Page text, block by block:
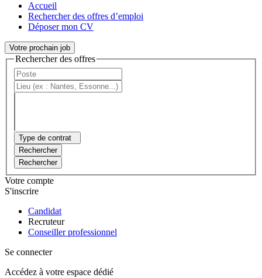
Accueil
Rechercher des offres d’emploi
Déposer mon CV
Votre prochain job
Rechercher des offres
Type de contrat
Rechercher
Rechercher
Votre compte
S'inscrire
Candidat
Recruteur
Conseiller professionnel
Se connecter
Accédez à votre espace dédié